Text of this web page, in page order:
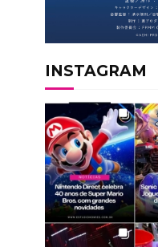
INSTAGRAM